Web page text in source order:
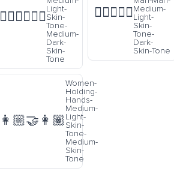
👩🏼‍❤️‍💋‍👨🏾
Light-
Skin-
Tone-
Medium-
Dark-
Skin-
Tone
👨🏼‍❤️‍👨🏿Medium-
Light-
Skin-
Tone-
Dark-
Skin-Tone
👩🏼‍🤝‍👩🏽
Women-
Holding-
Hands-
Medium-
Light-
Skin-
Tone-
Medium-
Skin-
Tone